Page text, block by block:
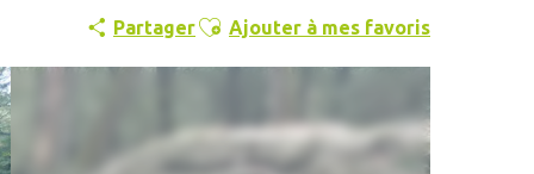
PartagerAjouter aux favoris
Ajouter à mes favoris